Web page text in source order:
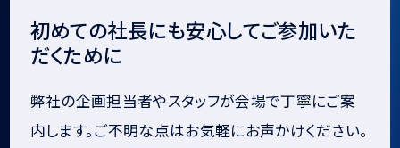
初めての社長にも安心してご参加いた
だくために
弊社の企画担当者やスタッフが会場で丁寧にご案
内します。ご不明な点はお気軽にお声かけください。